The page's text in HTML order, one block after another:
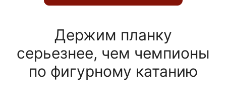
Держим планку
серьезнее, чем чемпионы
по фигурному катанию